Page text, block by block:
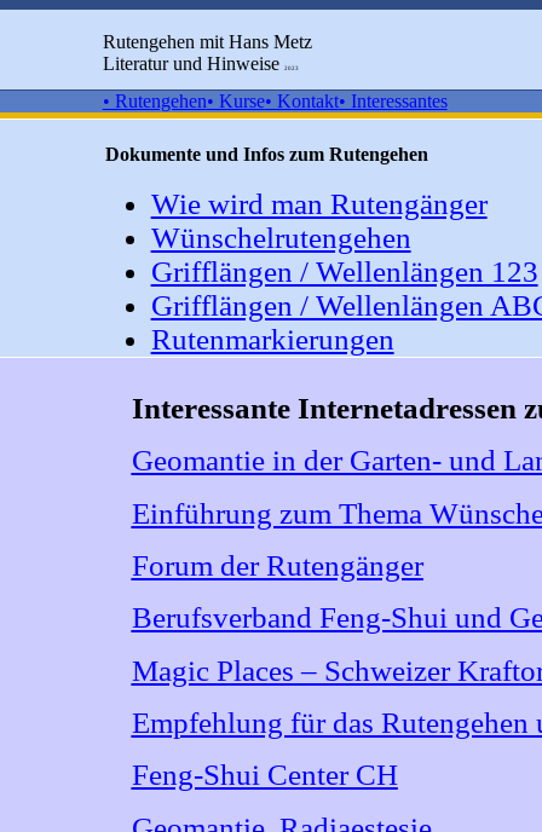
Rutengehen mit Hans Metz
Literatur und Hinweise
2023
• Rutengehen• Kurse• Kontakt• Interessantes
Dokumente und Infos zum Rutengehen
Wie wird man Rutengänger
Wünschelrutengehen
Grifflängen / Wellenlängen 123
Grifflängen / Wellenlängen
Rutenmarkierungen
Interessante Internetadressen
Geomantie in der Garten- und
Einführung zum Thema
Forum der Rutengänger
Berufsverband Feng-Shui und
Magic Places – Schweizer
Empfehlung für das Rutengehen
Feng-Shui Center CH